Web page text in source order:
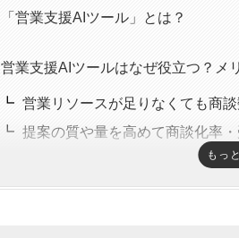
「営業支援AIツール」とは？
営業支援AIツールはなぜ役立つ？メ
営業リソースが足りなくても商
提案の質や量を高めて商談化率
データの蓄積や分析が得意でもっ